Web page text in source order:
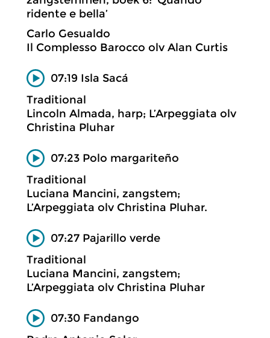
ridente e bella’
Carlo Gesualdo
Il Complesso Barocco olv Alan Curtis
07:19 Isla Sacá
Traditional
Lincoln Almada, harp; L’Arpeggiata olv
Christina Pluhar
07:23 Polo margariteño
Traditional
Luciana Mancini, zangstem;
L’Arpeggiata olv Christina Pluhar.
07:27 Pajarillo verde
Traditional
Luciana Mancini, zangstem;
L’Arpeggiata olv Christina Pluhar
07:30 Fandango